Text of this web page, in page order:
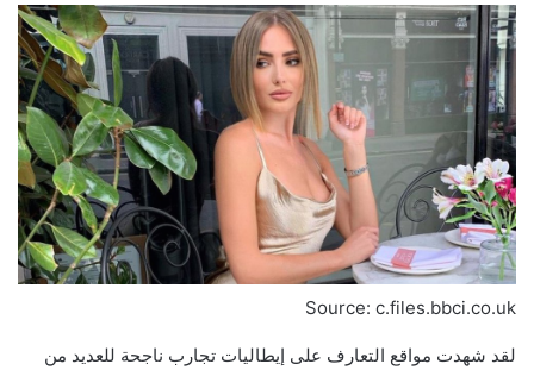
Source: c.files.bbci.co.uk
لقد شهدت مواقع التعارف على إيطاليات تجارب ناجحة للعديد من